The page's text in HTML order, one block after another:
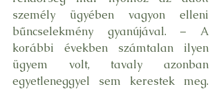
személy ügyében vagyon elleni
bűncselekmény gyanújával. – A
korábbi években számtalan ilyen
ügyem volt, tavaly azonban
egyetleneggyel sem kerestek meg.